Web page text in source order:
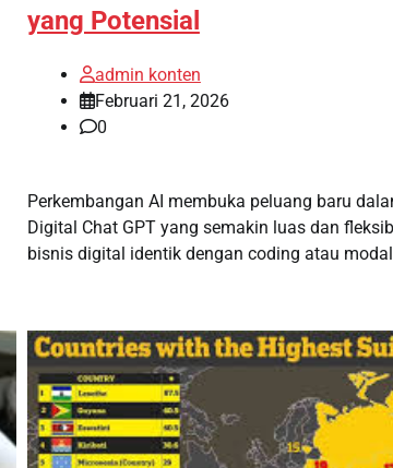
yang Potensial
admin konten
Februari 21, 2026
0
Perkembangan AI membuka peluang baru
Digital Chat GPT yang semakin luas dan
bisnis digital identik dengan coding atau